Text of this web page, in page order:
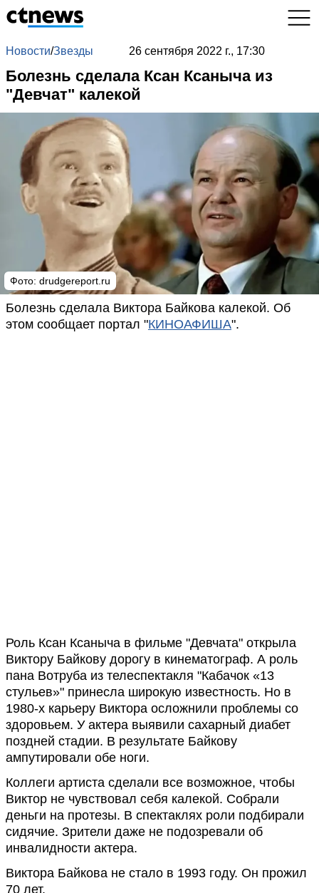
Новости/Звезды 26 сентября 2022 г., 17:30
Болезнь сделала Ксан Ксаныча из
"Девчат" калекой
Фото: drudgereport.ru
Болезнь сделала Виктора Байкова калекой. Об
этом сообщает портал "КИНОАФИША".
Роль Ксан Ксаныча в фильме "Девчата" открыла
Виктору Байкову дорогу в кинематограф. А роль
пана Вотруба из телеспектакля "Кабачок «13
стульев»" принесла широкую известность. Но в
1980-х карьеру Виктора осложнили проблемы со
здоровьем. У актера выявили сахарный диабет
поздней стадии. В результате Байкову
ампутировали обе ноги.
Коллеги артиста сделали все возможное, чтобы
Виктор не чувствовал себя калекой. Собрали
деньги на протезы. В спектаклях роли подбирали
сидячие. Зрители даже не подозревали об
инвалидности актера.
Виктора Байкова не стало в 1993 году. Он прожил
70 лет.